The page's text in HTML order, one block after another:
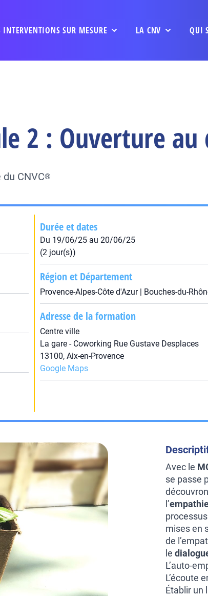
INTERVENTIONS SUR MESURE LA CNV QUI
2 : Ouverture au
CNVC®
Durée et dates
Du 19/06/25 au 20/06/25
(2 jour(s))
Région et Département
Provence-Alpes-Côte d'Azur | Bouches-du-
Adresse de la formation
Centre ville
La gare - Coworking Rue Gustave Desplaces
13100, Aix-en-Provence
Google Maps
Avec le
se passe
l’
mises en
de
le
L’auto-
L’écoute
Établir un